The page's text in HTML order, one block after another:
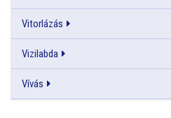
Vitorlázás
Vizilabda
Vívás